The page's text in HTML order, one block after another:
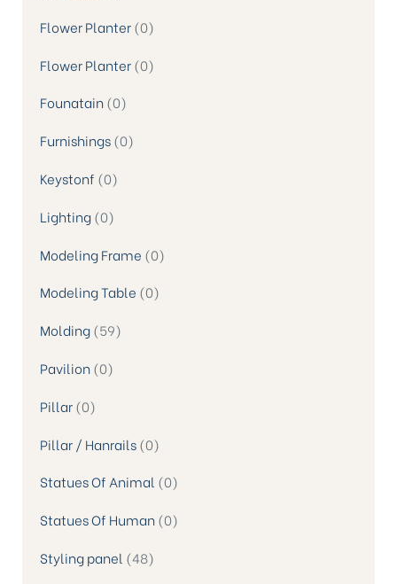
Flower Planter 0
Flower Planter 0
Founatain 0
Furnishings 0
Keystonf 0
Lighting 0
Modeling Frame 0
Modeling Table 0
Molding 59
Pavilion 0
Pillar 0
Pillar / Hanrails 0
Statues Of Animal 0
Statues Of Human 0
Styling panel 48